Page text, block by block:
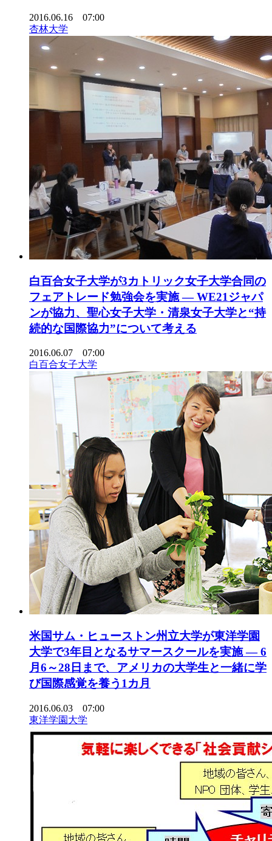
2016.06.16 07:00
杏林大学
白百合女子大学が3カトリック女子大学合同の
フェアトレード勉強会を実施 — WE21ジャパ
ンが協力、聖心女子大学・清泉女子大学と“持
続的な国際協力”について考える
2016.06.07 07:00
白百合女子大学
米国サム・ヒューストン州立大学が東洋学園
大学で3年目となるサマースクールを実施 — 6
月6～28日まで、アメリカの大学生と一緒に学
び国際感覚を養う1カ月
2016.06.03 07:00
東洋学園大学